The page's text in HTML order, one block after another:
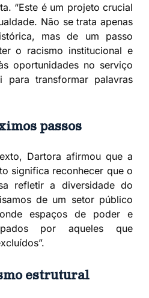
“Este é um projeto crucial
Não se trata apenas
mas de um passo
o racismo institucional e
oportunidades no serviço
para transformar palavras
passos
Dartora afirmou que a
significa reconhecer que o
refletir a diversidade do
de um setor público
espaços de poder e
por aqueles que
estrutural